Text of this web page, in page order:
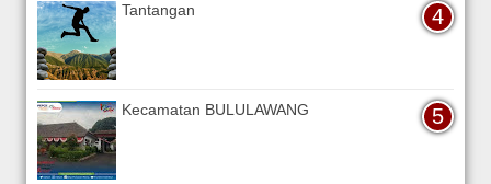
Tantangan
Kecamatan BULULAWANG